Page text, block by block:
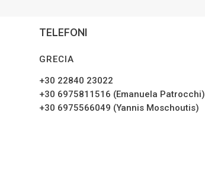
TELEFONI
GRECIA
+30 22840 23022
+30 6975811516 (Emanuela Patrocchi)
+30 6975566049 (Yannis Moschoutis)